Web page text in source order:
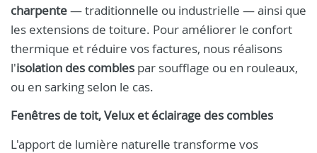
charpente— traditionnelle ou industrielle — ainsi que
les extensions de toiture. Pour améliorer le confort
thermique et réduire vos factures, nous réalisons
l'isolation des combles par soufflage ou en rouleaux,
ou en sarking selon le cas.
Fenêtres de toit, Velux et éclairage des combles
L'apport de lumière naturelle transforme vos